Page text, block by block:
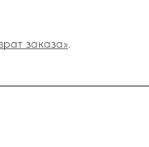
заказа».